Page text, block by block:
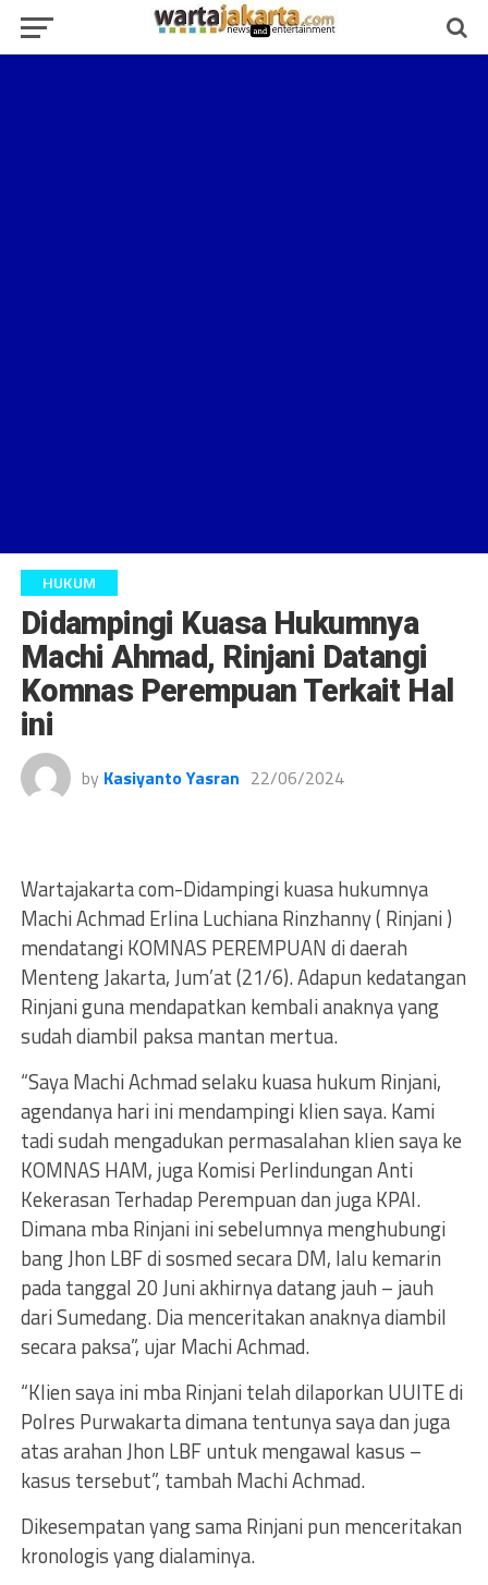
HUKUM
Didampingi Kuasa Hukumnya
Machi Ahmad, Rinjani Datangi
Komnas Perempuan Terkait Hal
ini
by Kasiyanto Yasran 22/06/2024
Wartajakarta com-Didampingi kuasa hukumnya
Machi Achmad Erlina Luchiana Rinzhanny ( Rinjani )
mendatangi KOMNAS PEREMPUAN di daerah
Menteng Jakarta, Jum’at (21/6). Adapun kedatangan
Rinjani guna mendapatkan kembali anaknya yang
sudah diambil paksa mantan mertua.
“Saya Machi Achmad selaku kuasa hukum Rinjani,
agendanya hari ini mendampingi klien saya. Kami
tadi sudah mengadukan permasalahan klien saya ke
KOMNAS HAM, juga Komisi Perlindungan Anti
Kekerasan Terhadap Perempuan dan juga KPAI.
Dimana mba Rinjani ini sebelumnya menghubungi
bang Jhon LBF di sosmed secara DM, lalu kemarin
pada tanggal 20 Juni akhirnya datang jauh – jauh
dari Sumedang. Dia menceritakan anaknya diambil
secara paksa”, ujar Machi Achmad.
“Klien saya ini mba Rinjani telah dilaporkan UUITE di
Polres Purwakarta dimana tentunya saya dan juga
atas arahan Jhon LBF untuk mengawal kasus –
kasus tersebut”, tambah Machi Achmad.
Dikesempatan yang sama Rinjani pun menceritakan
kronologis yang dialaminya.